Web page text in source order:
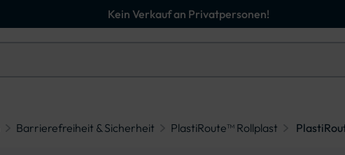
Kein Verkauf an Privatpersonen!
Barrierefreiheit & Sicherheit PlastiRoute™ Rollplast